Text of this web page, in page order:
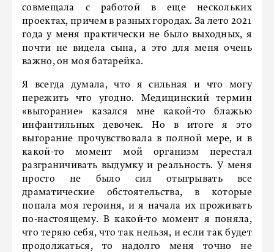
совмещала с работой в еще нескольких
проектах, причем в разных городах. За лето 2021
года у меня практически не было выходных, я
почти не видела сына, а это для меня очень
важно, он моя батарейка.
Я всегда думала, что я сильная и что могу
пережить что угодно. Медицинский термин
«выгорание» казался мне какой-то блажью
инфантильных девочек. Но в итоге я это
выгорание прочувствовала в полной мере, и в
какой-то момент мой организм перестал
разграничивать выдумку и реальность. У меня
просто не было сил отыгрывать все
драматические обстоятельства, в которые
попала моя героиня, и я начала их проживать
по-настоящему. В какой-то момент я поняла,
что теряю себя, что так нельзя, и если так будет
продолжаться, то надолго меня точно не